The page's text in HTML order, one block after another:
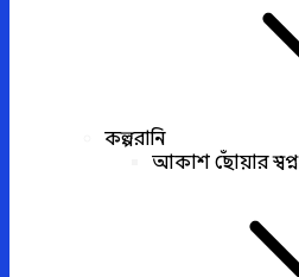
কল্পরানি
আকাশ ছোঁয়ার স্বপ্ন